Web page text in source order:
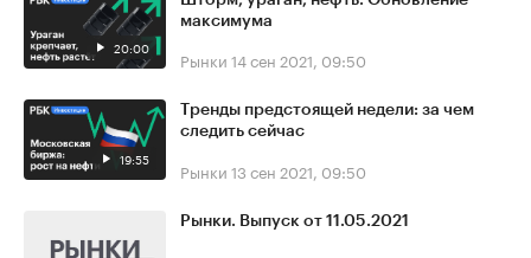
20:00
максимума
Рынки 14 сен 2021, 09:50
19:55
Тренды предстоящей недели: за чем
следить сейчас
Рынки 13 сен 2021, 09:50
Рынки. Выпуск от 11.05.2021